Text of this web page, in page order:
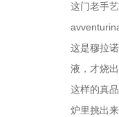
这门老手
这是穆拉
液，才烧
这样的真
炉里挑出